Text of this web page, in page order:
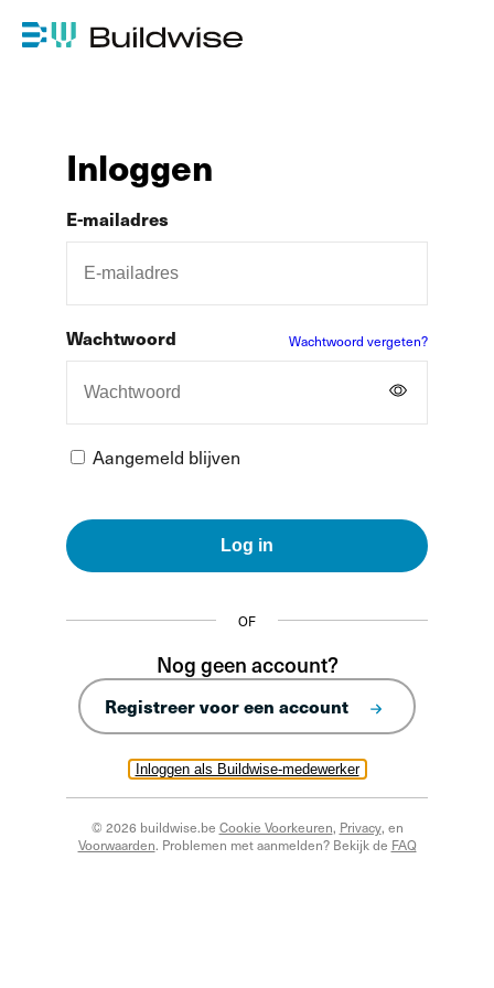
Inloggen
Inloggen als Buildwise-medewerker
E-mailadres
Wachtwoord Wachtwoord vergeten?
Aangemeld blijven
Log in
OF
Nog geen account?
Registreer voor een account
© 2026 buildwise.be Cookie Voorkeuren, Privacy, en
Voorwaarden. Problemen met aanmelden? Bekijk de FAQ